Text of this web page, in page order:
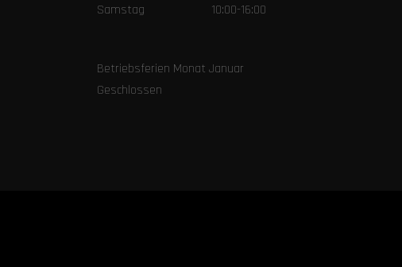
Samstag 10:00-16:00
Betriebsferien Monat Januar
Geschlossen